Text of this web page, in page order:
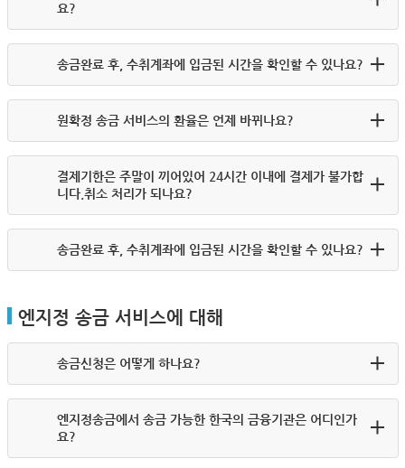
요?
송금완료 후, 수취계좌에 입금된 시간을 확인할 수 있나요?
원확정 송금 서비스의 환율은 언제 바뀌나요?
결제기한은 주말이 끼어있어 24시간 이내에 결제가 불가합
니다.취소 처리가 되나요?
송금완료 후, 수취계좌에 입금된 시간을 확인할 수 있나요?
엔지정 송금 서비스에 대해
송금신청은 어떻게 하나요?
엔지정송금에서 송금 가능한 한국의 금융기관은 어디인가
요?